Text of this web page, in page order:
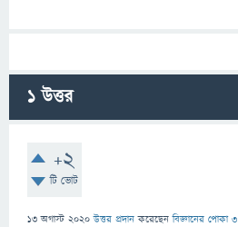
1উত্তর
+2
টি ভোট
13 অগাস্ট 2020 উত্তর প্রদান করেছেনবিজ্ঞানের পোকা ৩